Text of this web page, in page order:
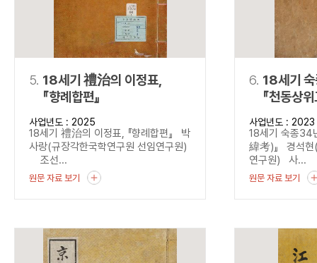
5. 18세기 禮治의 이정표,
『향례합편』
사업년도 : 2025
18세기 禮治의 이정표, 『향례합편』 박
사랑(규장각한국학연구원 선임연구원)
조선...
원문 자료 보기
6. 18세기
『천동상
사업년도 : 2023
18세기 숙종34
緯考)』 경석현
연구원) 사...
원문 자료 보기